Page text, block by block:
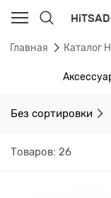
Главная Каталог
Без сортировки
Товаров: 26